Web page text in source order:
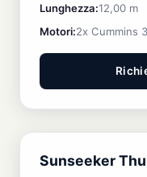
Lunghezza:12,00 m
Motori:2x Cummins
SPORTIVA
Sunseeker